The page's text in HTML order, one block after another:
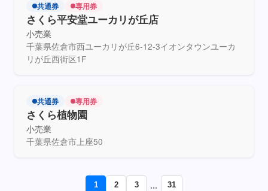
さくら平安堂ユーカリが丘店
共通券 専用券
小売業
千葉県佐倉市西ユーカリが丘6-12-3イオンタウンユーカ
リが丘西街区1F
さくら植物園
共通券 専用券
小売業
千葉県佐倉市上座50
1 2 3 ... 31